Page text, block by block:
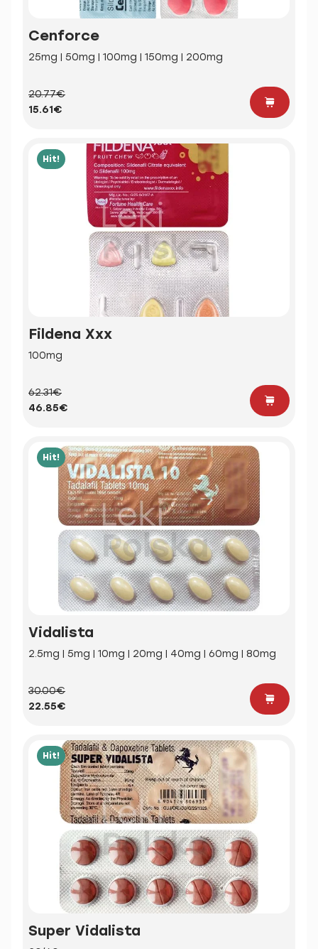
Cenforce
25mg | 50mg | 100mg | 150mg | 200mg
20.77€
15.61€
Hit!
Fildena Xxx
100mg
62.31€
46.85€
Hit!
Vidalista
2.5mg | 5mg | 10mg | 20mg | 40mg | 60mg | 80mg
30.00€
22.55€
Hit!
Super Vidalista